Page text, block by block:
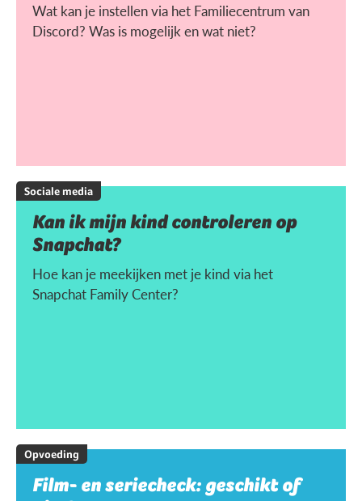
Wat kan je instellen via het Familiecentrum van
Discord? Was is mogelijk en wat niet?
Sociale media
Kan ik mijn kind controleren op
Snapchat?
Hoe kan je meekijken met je kind via het
Snapchat Family Center?
Opvoeding
Film- en seriecheck: geschikt of